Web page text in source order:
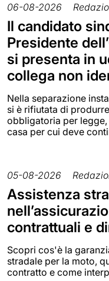
06-08-2026
Il candidato
Presidente
si presenta in
collega non
Nella separazione
si è rifiutata di
obbligatoria per
casa per cui deve
05-08-2026
Assistenza
contrattuali e
Scopri cos'è la
stradale per la moto,
contratto e come